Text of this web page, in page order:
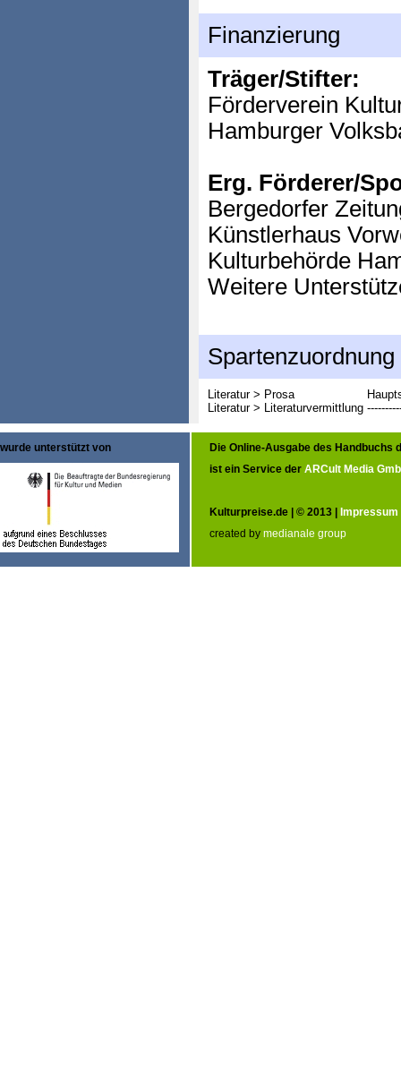
Finanzierung
Träger/Stifter:
Förderverein
Hamburger
Erg. Förderer/
Bergedorfer
Künstlerhaus
Kulturbehörde
Weitere
Spartenzuordnung
Literatur > Prosa
Literatur > Literaturvermittlung
wurde unterstützt von
Die Online-Ausgabe des Handbuchs
ist ein Service der ARCult Media
Kulturpreise.de | © 2013 | Impressum
created by medianale group